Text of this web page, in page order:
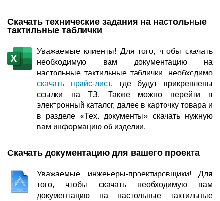
Скачать технические задания на настольные
тактильные таблички
Уважаемые клиенты! Для того, чтобы скачать
необходимую вам документацию на
настольные тактильные таблички, необходимо
скачать прайс-лист, где будут прикреплены
ссылки на ТЗ. Также можно перейти в
электронный каталог, далее в карточку товара и
в разделе «Тех. документы» скачать нужную
вам информацию об изделии.
Скачать документацию для вашего проекта
Уважаемые инженеры-проектировщики! Для
того, чтобы скачать необходимую вам
документацию на настольные тактильные